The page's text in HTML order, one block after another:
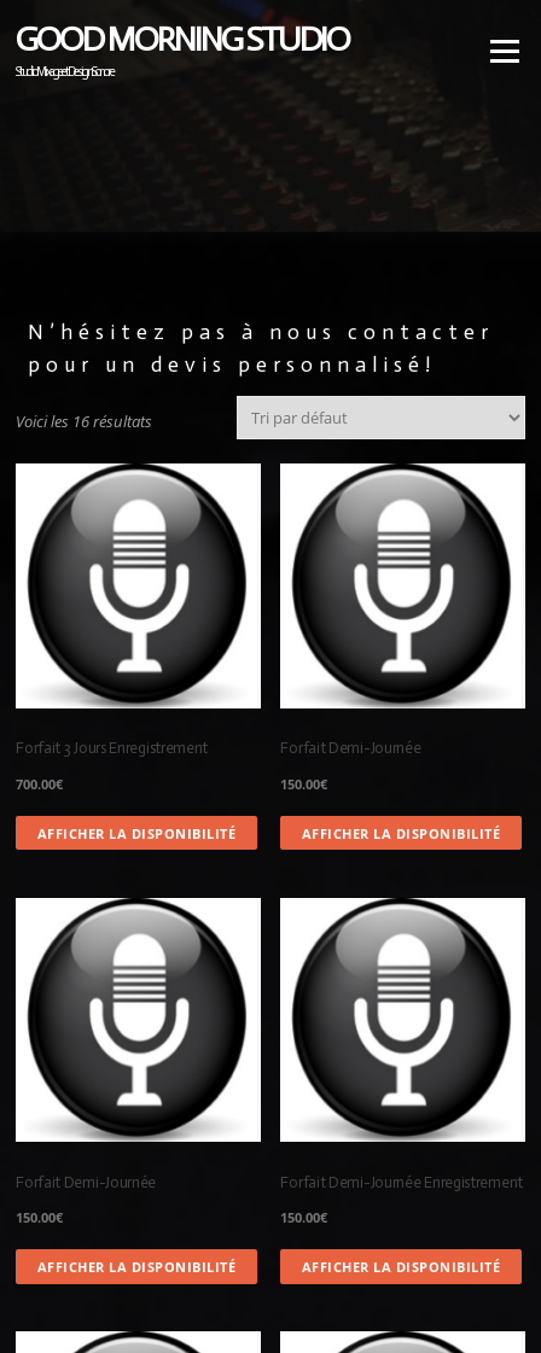
GOOD MORNING STUDIO
Studio Mixage et Design Sonore
Menu
N’hésitez pas à nous contacter
pour un devis personnalisé!
Voici les 16 résultats
Forfait 3 Jours Enregistrement
700.00€
AFFICHER LA DISPONIBILITÉ
Forfait Demi-Journée
150.00€
AFFICHER LA DISPONIBILITÉ
Forfait Demi-Journée
150.00€
AFFICHER LA DISPONIBILITÉ
Forfait Demi-Journée Enregistrement
150.00€
AFFICHER LA DISPONIBILITÉ